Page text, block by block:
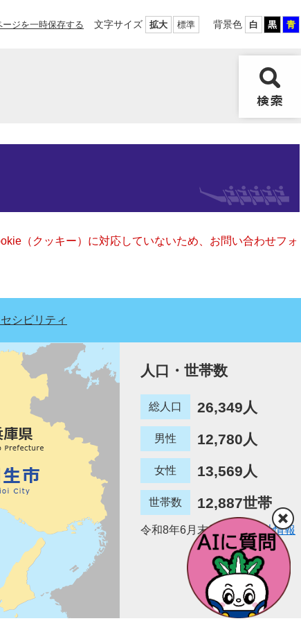
ージを一時保存する 文字サイズ 拡大 標準 背景色 白 黒 青
（クッキー）に対応していないため、お問い合わせフォ
シビリティ
人口・世帯数
総人口 26,349人
男性 12,780人
女性 13,569人
世帯数 12,887世帯
令和8年6月末日現在 統計情報